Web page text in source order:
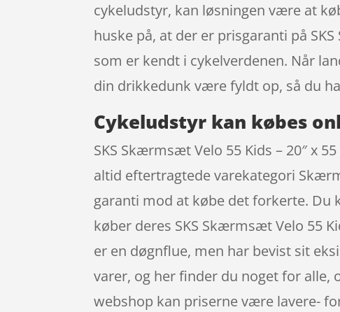
cykeludstyr, kan løsningen være at
huske på, at der er prisgaranti på
som er kendt i cykelverdenen. Når
din drikkedunk være fyldt op, så du
Cykeludstyr kan købes
SKS Skærmsæt Velo 55 Kids – 20″ x
altid eftertragtede varekategori
garanti mod at købe det forkerte. Du
køber deres SKS Skærmsæt Velo 55
er en døgnflue, men har bevist sit
varer, og her finder du noget for alle,
webshop kan priserne være lavere-